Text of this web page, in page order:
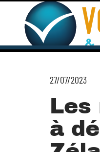
27/07/2023
Les
à